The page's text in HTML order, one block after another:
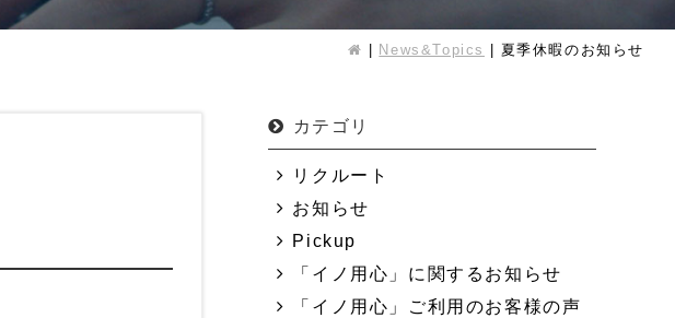
News&Topics 夏季休暇のお知らせ
カテゴリ
リクルート
お知らせ
Pickup
「イノ用心」に関するお知らせ
「イノ用心」ご利用のお客様の声